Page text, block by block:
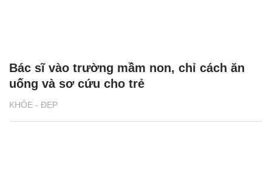
KHỎE - ĐẸP
Bác sĩ vào trường mầm non, chỉ cách ăn
uống và sơ cứu cho trẻ